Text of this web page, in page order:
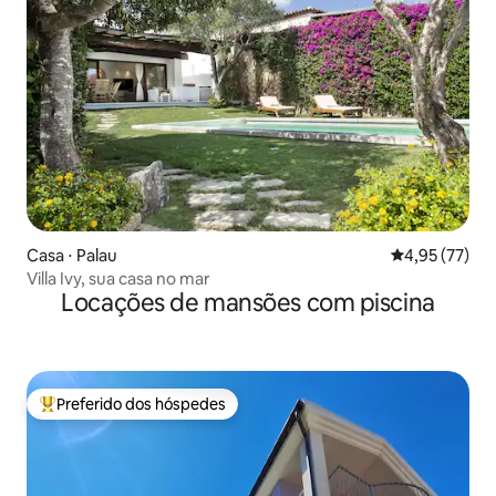
Casa ⋅ Palau 4,95 de uma
4,95 (77)
Villa Ivy, sua casa no mar
Locações de mansões com piscina
Entre os melhores preferidos dos hóspedes
Preferido dos hóspedes